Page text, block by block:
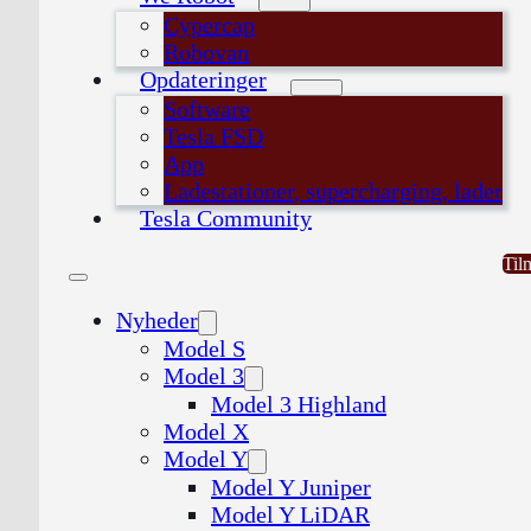
Cypercap
Robovan
Opdateringer
Software
Tesla FSD
App
Ladestationer, supercharging, lader
Tesla Community
Nyheder
Model S
Model 3
Model 3 Highland
Model X
Model Y
Model Y Juniper
Model Y LiDAR